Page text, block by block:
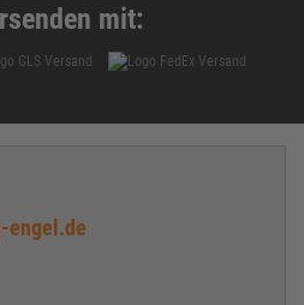
mit:
engel.de